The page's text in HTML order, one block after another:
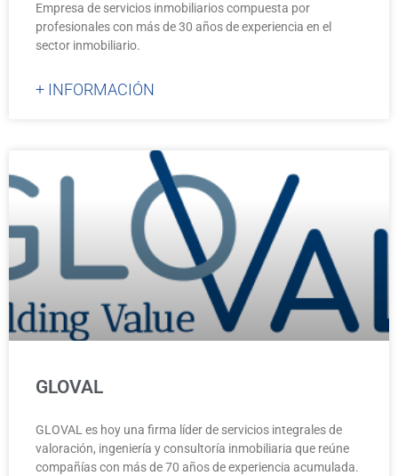
Empresa de servicios inmobiliarios compuesta por
profesionales con más de 30 años de experiencia en el
sector inmobiliario.
+ INFORMACIÓN
GLOVAL
GLOVAL es hoy una firma líder de servicios integrales de
valoración, ingeniería y consultoría inmobiliaria que reúne
compañías con más de 70 años de experiencia acumulada.